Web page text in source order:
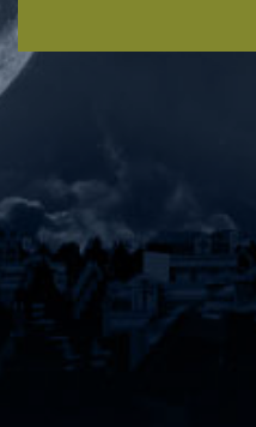
Muziek
Verzoek
Video